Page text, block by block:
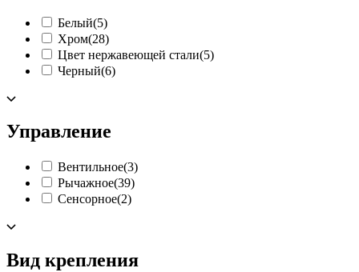
Белый(5)
Хром(28)
Цвет нержавеющей стали(5)
Черный(6)
Управление
Вентильное(3)
Рычажное(39)
Сенсорное(2)
Вид крепления